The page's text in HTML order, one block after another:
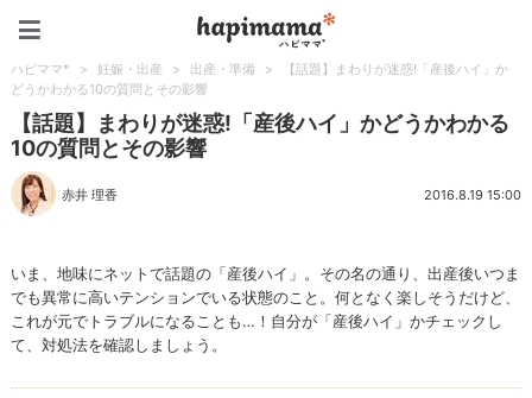
ハピママ* > 妊娠・出産 > 出産・準備 >
【話題】まわりが迷惑!「産後ハイ」か
どうかわかる10の質問とその影響
【話題】まわりが迷惑!「産後ハイ」かどうかわかる
10の質問とその影響
赤井 理香 2016.8.19 15:00
いま、地味にネットで話題の「産後ハイ」。その名の通り、出産後いつま
でも異常に高いテンションでいる状態のこと。何となく楽しそうだけど、
これが元でトラブルになることも…！自分が「産後ハイ」かチェックし
て、対処法を確認しましょう。